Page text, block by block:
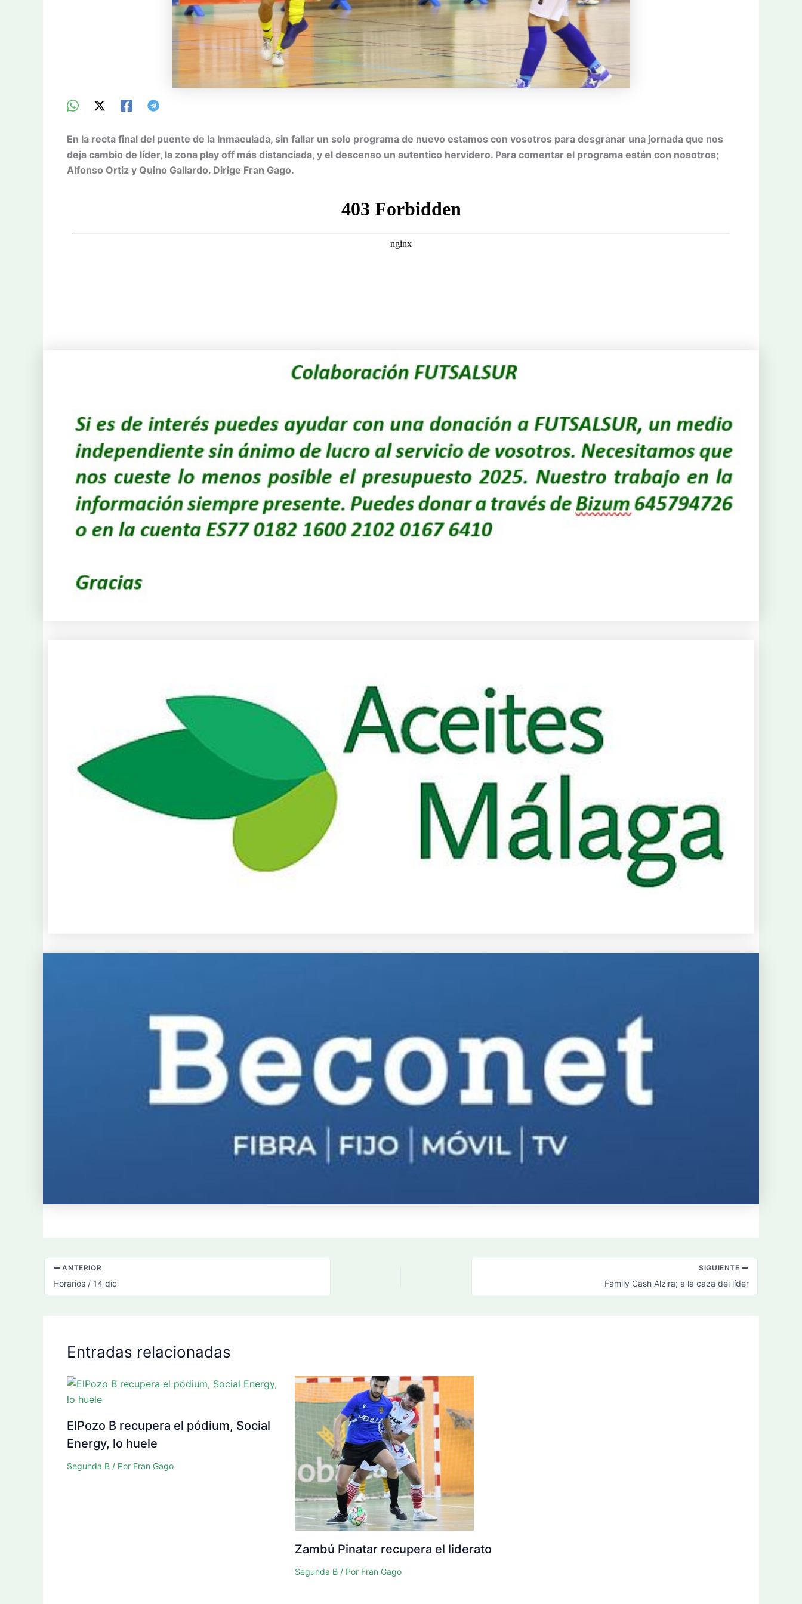
En la recta final del puente de la Inmaculada, sin fallar un solo programa de nuevo estamos con vosotros para desgranar una jornada que nos
deja cambio de líder, la zona play off más distanciada, y el descenso un autentico hervidero. Para comentar el programa están con nosotros;
Alfonso Ortiz y Quino Gallardo. Dirige Fran Gago.
ANTERIOR
Horarios / 14 dic
SIGUIENTE
Family Cash Alzira; a la caza del líder
Entradas relacionadas
ElPozo B recupera el pódium, Social
Energy, lo huele
Segunda B / Por Fran Gago
Zambú Pinatar recupera el liderato
Segunda B/ Por Fran Gago